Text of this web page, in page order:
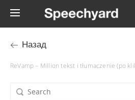
Назад
ReVamp – Million tekst i tłumaczenie (po